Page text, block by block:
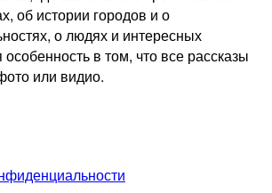
об истории городов и о
о людях и интересных
особенность в том, что все рассказы
или видио.